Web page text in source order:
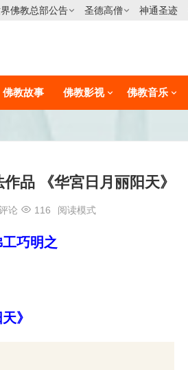
佛教总部公告 圣德高僧 神通圣迹
佛教故事 佛教影视 佛教音乐
品 《华宮日月丽阳天》
论 116 阅读模式
巧明之
》